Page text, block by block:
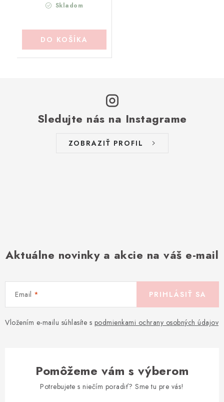
Skladom
DO KOŠÍKA
Sledujte nás na Instagrame
ZOBRAZIŤ PROFIL
Aktuálne novinky a akcie na váš e-mail
Email
Vložením e-mailu súhlasíte s podmienkami ochrany osobných údajov
PRIHLÁSIŤ SA
Pomôžeme vám s výberom
Potrebujete s niečím poradiť? Sme tu pre vás!